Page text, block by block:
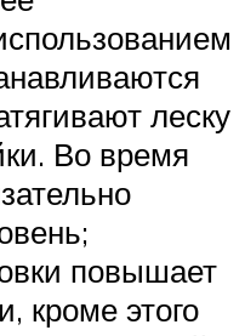
леску
Во время
повышает
кроме этого